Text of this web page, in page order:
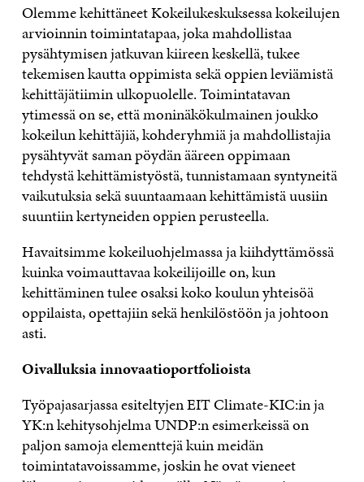
Olemme kehittäneet Kokeilukeskuksessa kokeilujen
arvioinnin toimintatapaa, joka mahdollistaa
pysähtymisen jatkuvan kiireen keskellä, tukee
tekemisen kautta oppimista sekä oppien leviämistä
kehittäjätiimin ulkopuolelle. Toimintatavan
ytimessä on se, että moninäkökulmainen joukko
kokeilun kehittäjiä, kohderyhmiä ja mahdollistajia
pysähtyvät saman pöydän ääreen oppimaan
tehdystä kehittämistyöstä, tunnistamaan syntyneitä
vaikutuksia sekä suuntaamaan kehittämistä uusiin
suuntiin kertyneiden oppien perusteella.
Havaitsimme kokeiluohjelmassa ja kiihdyttämössä
kuinka voimauttavaa kokeilijoille on, kun
kehittäminen tulee osaksi koko koulun yhteisöä
oppilaista, opettajiin sekä henkilöstöön ja johtoon
asti.
Oivalluksia innovaatioportfolioista
Työpajasarjassa esiteltyjen EIT Climate-KIC:in ja
YK:n kehitysohjelma UNDP:n esimerkeissä on
paljon samoja elementtejä kuin meidän
toimintatavoissamme, joskin he ovat vieneet